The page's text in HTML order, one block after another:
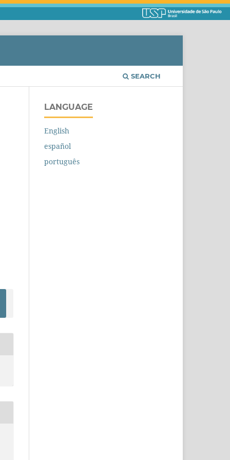
SEARCH
LANGUAGE
English
español
português